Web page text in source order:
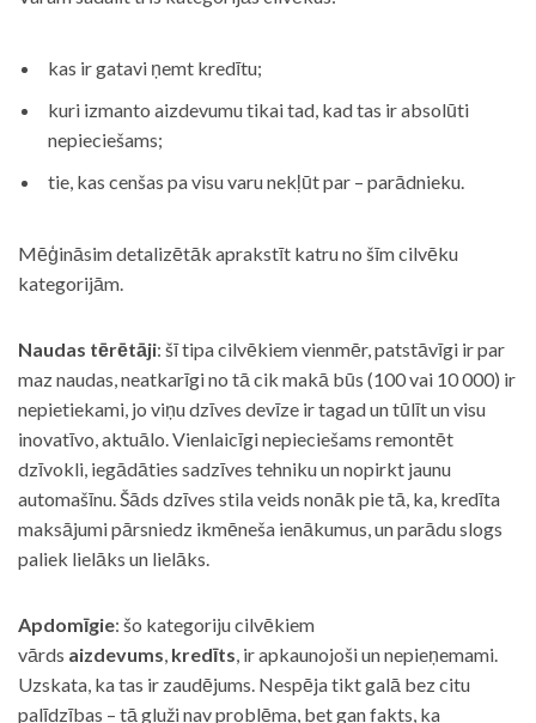
kas ir gatavi ņemt kredītu;
kuri izmanto aizdevumu tikai tad, kad tas ir absolūti
nepieciešams;
tie, kas cenšas pa visu varu nekļūt par – parādnieku.
Mēģināsim detalizētāk aprakstīt katru no šīm cilvēku
kategorijām.
Naudas tērētāji: šī tipa cilvēkiem vienmēr, patstāvīgi ir par
maz naudas, neatkarīgi no tā cik makā būs (100 vai 10 000) ir
nepietiekami, jo viņu dzīves devīze ir tagad un tūlīt un visu
inovatīvo, aktuālo. Vienlaicīgi nepieciešams remontēt
dzīvokli, iegādāties sadzīves tehniku un nopirkt jaunu
automašīnu. Šāds dzīves stila veids nonāk pie tā, ka, kredīta
maksājumi pārsniedz ikmēneša ienākumus, un parādu slogs
paliek lielāks un lielāks.
Apdomīgie: šo kategoriju cilvēkiem
vārds aizdevums, kredīts, ir apkaunojoši un nepieņemami.
Uzskata, ka tas ir zaudējums. Nespēja tikt galā bez citu
palīdzības – tā gluži nav problēma, bet gan fakts, ka